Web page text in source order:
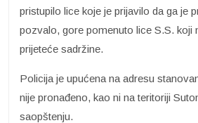
pristupilo lice koje je prijavilo da ga je
pozvalo, gore pomenuto lice S.S. koji
prijeteće sadržine.
Policija je upućena na adresu
nije pronađeno, kao ni na teritoriji
saopštenju.